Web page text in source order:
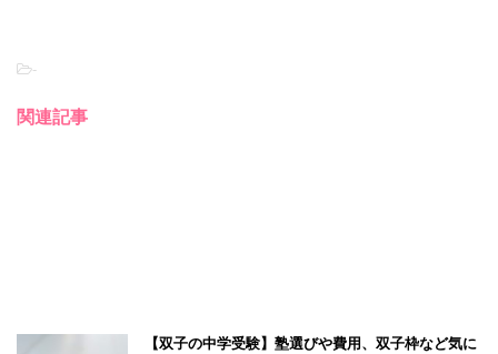
o
-
関連記事
【双子の中学受験】塾選びや費用、双子枠など気に